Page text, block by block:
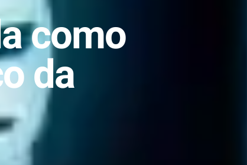
como
da